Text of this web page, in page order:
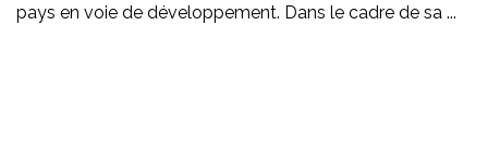
pays en voie de développement. Dans le cadre de sa ...